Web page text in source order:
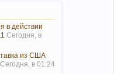
в действии
Сегодня, в
из США
Сегодня, в 01:24